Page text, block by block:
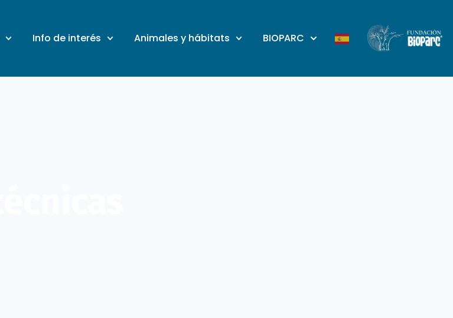
Info de interés Animales y hábitats BIOPARC